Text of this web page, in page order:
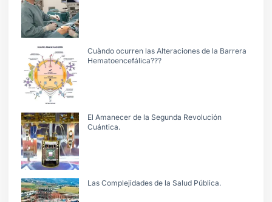
Cuàndo ocurren las Alteraciones de la Barrera
Hematoencefálica???
El Amanecer de la Segunda Revolución
Cuántica.
Las Complejidades de la Salud Pública.